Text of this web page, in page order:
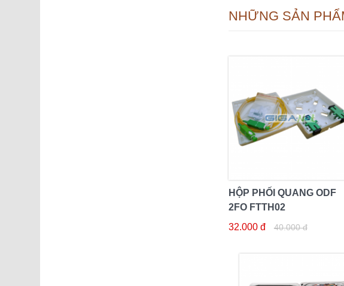
NHỮNG SẢN
HỘP PHỐI QUANG ODF
2FO FTTH02
32.000 đ
40.000 đ